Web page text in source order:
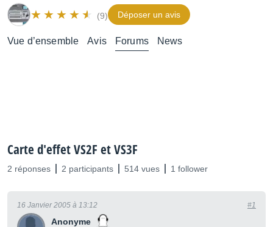
(9) Déposer un avis
Vue d’ensemble Avis Forums News
Carte d'effet VS2F et VS3F
2 réponses 2 participants 514 vues 1 follower
Anonyme
16 Janvier 2005 à 13:12 #1